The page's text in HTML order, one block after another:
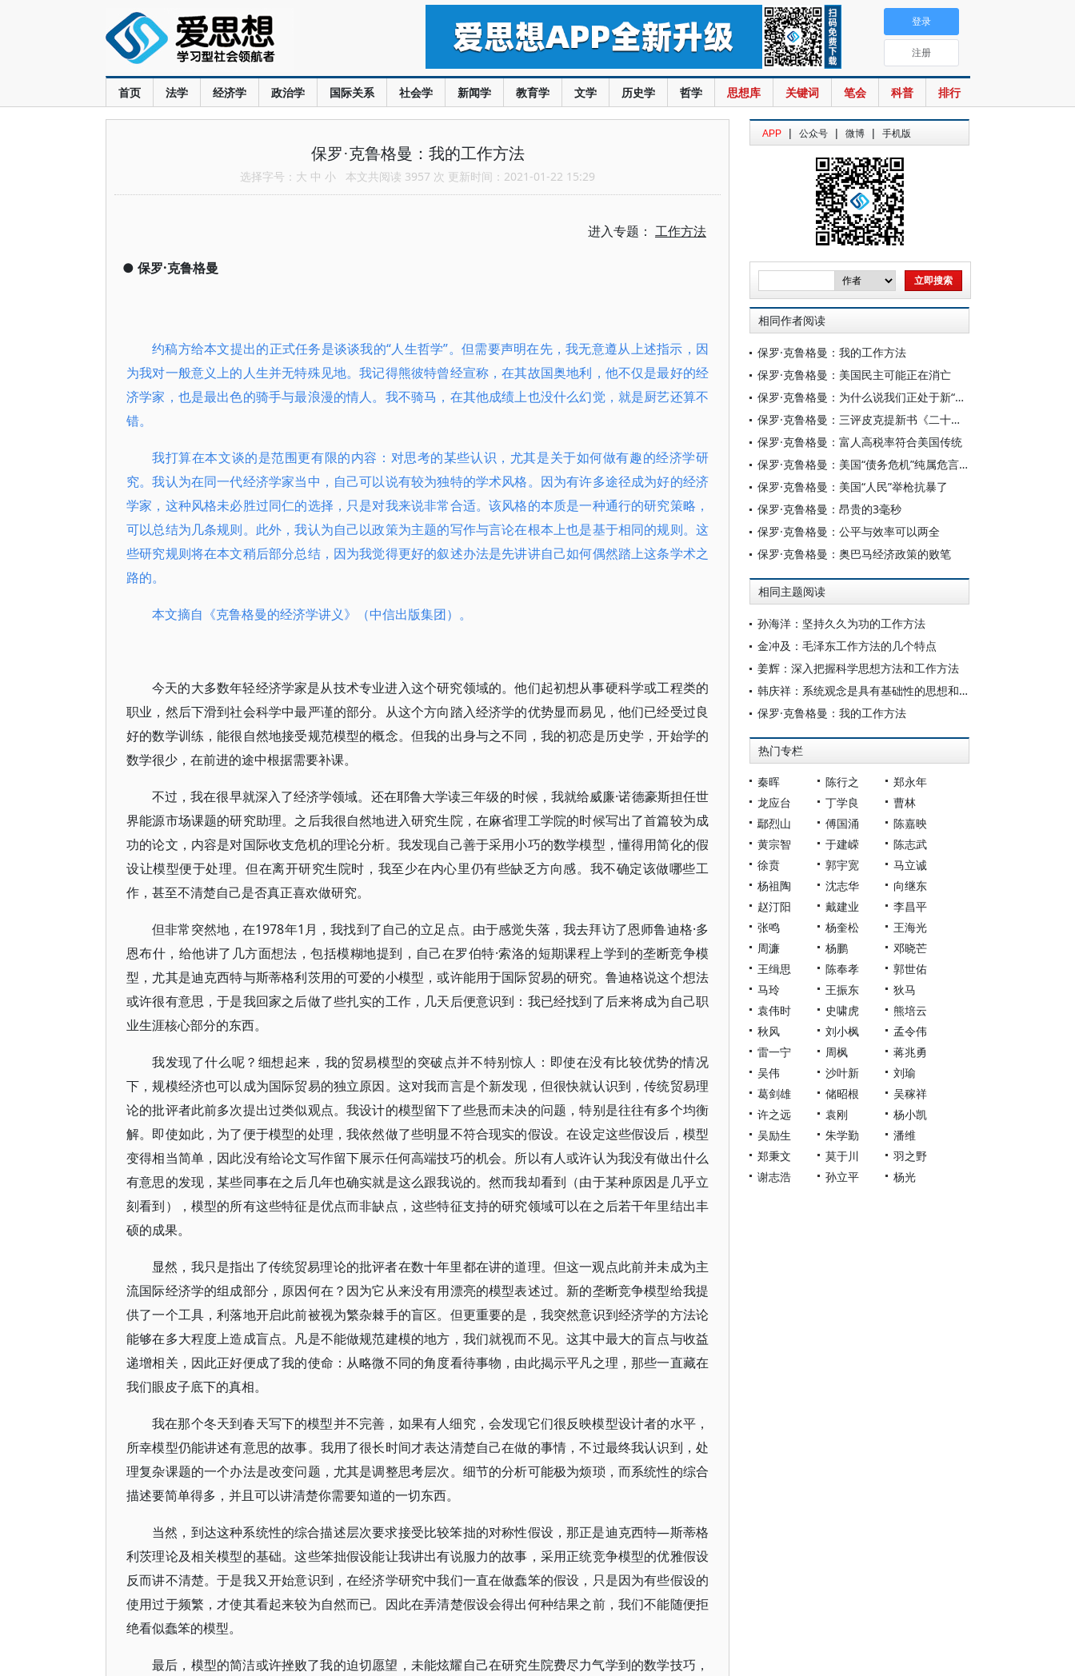
首页 法学 经济学 政治学 国际关系 社会学 新闻学 教育学 文学 历史学 哲学 思想库 关键词 笔会 科普 排行
登录
注册
保罗·克鲁格曼：我的工作方法
选择字号： 大 中 小 本文共阅读 3957 次 更新时间：2021-01-22 15:29
进入专题： 工作方法
● 保罗·克鲁格曼
约稿方给本文提出的正式任务是谈谈我的“人生哲学”。但需要声明在先，我无意遵从上述指示，因
为我对一般意义上的人生并无特殊见地。我记得熊彼特曾经宣称，在其故国奥地利，他不仅是最好的经
济学家，也是最出色的骑手与最浪漫的情人。我不骑马，在其他成绩上也没什么幻觉，就是厨艺还算不
错。
我打算在本文谈的是范围更有限的内容：对思考的某些认识，尤其是关于如何做有趣的经济学研
究。我认为在同一代经济学家当中，自己可以说有较为独特的学术风格。因为有许多途径成为好的经济
学家，这种风格未必胜过同仁的选择，只是对我来说非常合适。该风格的本质是一种通行的研究策略，
可以总结为几条规则。此外，我认为自己以政策为主题的写作与言论在根本上也是基于相同的规则。这
些研究规则将在本文稍后部分总结，因为我觉得更好的叙述办法是先讲讲自己如何偶然踏上这条学术之
路的。
本文摘自《克鲁格曼的经济学讲义》（中信出版集团）。
今天的大多数年轻经济学家是从技术专业进入这个研究领域的。他们起初想从事硬科学或工程类的
职业，然后下滑到社会科学中最严谨的部分。从这个方向踏入经济学的优势显而易见，他们已经受过良
好的数学训练，能很自然地接受规范模型的概念。但我的出身与之不同，我的初恋是历史学，开始学的
数学很少，在前进的途中根据需要补课。
不过，我在很早就深入了经济学领域。还在耶鲁大学读三年级的时候，我就给威廉·诺德豪斯担任世
界能源市场课题的研究助理。之后我很自然地进入研究生院，在麻省理工学院的时候写出了首篇较为成
功的论文，内容是对国际收支危机的理论分析。我发现自己善于采用小巧的数学模型，懂得用简化的假
设让模型便于处理。但在离开研究生院时，我至少在内心里仍有些缺乏方向感。我不确定该做哪些工
作，甚至不清楚自己是否真正喜欢做研究。
但非常突然地，在1978年1月，我找到了自己的立足点。由于感觉失落，我去拜访了恩师鲁迪格·多
恩布什，给他讲了几方面想法，包括模糊地提到，自己在罗伯特·索洛的短期课程上学到的垄断竞争模
型，尤其是迪克西特与斯蒂格利茨用的可爱的小模型，或许能用于国际贸易的研究。鲁迪格说这个想法
或许很有意思，于是我回家之后做了些扎实的工作，几天后便意识到：我已经找到了后来将成为自己职
业生涯核心部分的东西。
我发现了什么呢？细想起来，我的贸易模型的突破点并不特别惊人：即使在没有比较优势的情况
下，规模经济也可以成为国际贸易的独立原因。这对我而言是个新发现，但很快就认识到，传统贸易理
论的批评者此前多次提出过类似观点。我设计的模型留下了些悬而未决的问题，特别是往往有多个均衡
解。即使如此，为了便于模型的处理，我依然做了些明显不符合现实的假设。在设定这些假设后，模型
变得相当简单，因此没有给论文写作留下展示任何高端技巧的机会。所以有人或许认为我没有做出什么
有意思的发现，某些同事在之后几年也确实就是这么跟我说的。然而我却看到（由于某种原因是几乎立
刻看到），模型的所有这些特征是优点而非缺点，这些特征支持的研究领域可以在之后若干年里结出丰
硕的成果。
显然，我只是指出了传统贸易理论的批评者在数十年里都在讲的道理。但这一观点此前并未成为主
流国际经济学的组成部分，原因何在？因为它从来没有用漂亮的模型表述过。新的垄断竞争模型给我提
供了一个工具，利落地开启此前被视为繁杂棘手的盲区。但更重要的是，我突然意识到经济学的方法论
能够在多大程度上造成盲点。凡是不能做规范建模的地方，我们就视而不见。这其中最大的盲点与收益
递增相关，因此正好便成了我的使命：从略微不同的角度看待事物，由此揭示平凡之理，那些一直藏在
我们眼皮子底下的真相。
我在那个冬天到春天写下的模型并不完善，如果有人细究，会发现它们很反映模型设计者的水平，
所幸模型仍能讲述有意思的故事。我用了很长时间才表达清楚自己在做的事情，不过最终我认识到，处
理复杂课题的一个办法是改变问题，尤其是调整思考层次。细节的分析可能极为烦琐，而系统性的综合
描述要简单得多，并且可以讲清楚你需要知道的一切东西。
当然，到达这种系统性的综合描述层次要求接受比较笨拙的对称性假设，那正是迪克西特—斯蒂格
利茨理论及相关模型的基础。这些笨拙假设能让我讲出有说服力的故事，采用正统竞争模型的优雅假设
反而讲不清楚。于是我又开始意识到，在经济学研究中我们一直在做蠢笨的假设，只是因为有些假设的
使用过于频繁，才使其看起来较为自然而已。因此在弄清楚假设会得出何种结果之前，我们不能随便拒
绝看似蠢笨的模型。
最后，模型的简洁或许挫败了我的迫切愿望，未能炫耀自己在研究生院费尽力气学到的数学技巧，
APP | 公众号 | 微博 | 手机版
相同作者阅读
保罗·克鲁格曼：我的工作方法
保罗·克鲁格曼：美国民主可能正在消亡
保罗·克鲁格曼：为什么说我们正处于新“镀金时代”
保罗·克鲁格曼：三评皮克提新书《二十一世纪资本论》
保罗·克鲁格曼：富人高税率符合美国传统
保罗·克鲁格曼：美国“债务危机”纯属危言耸听
保罗·克鲁格曼：美国“人民”举枪抗暴了
保罗·克鲁格曼：昂贵的3毫秒
保罗·克鲁格曼：公平与效率可以两全
保罗·克鲁格曼：奥巴马经济政策的败笔
相同主题阅读
孙海洋：坚持久久为功的工作方法
金冲及：毛泽东工作方法的几个特点
姜辉：深入把握科学思想方法和工作方法
韩庆祥：系统观念是具有基础性的思想和工作方法
保罗·克鲁格曼：我的工作方法
热门专栏
秦晖 陈行之
郑永年
龙应台
丁学良
曹林
鄢烈山
傅国涌
陈嘉映
黄宗智
于建嵘
陈志武
徐贲
郭宇宽
马立诚
杨祖陶
沈志华
向继东
赵汀阳
戴建业
李昌平
张鸣
杨奎松
王海光
周濂
杨鹏
邓晓芒
王缉思
陈奉孝
郭世佑
马玲
王振东
狄马
袁伟时
史啸虎
熊培云
秋风
刘小枫
孟令伟
雷一宁
周枫
蒋兆勇
吴伟
沙叶新
刘瑜
葛剑雄
储昭根
吴稼祥
许之远
袁刚
杨小凯
吴励生
朱学勤
潘维
郑秉文
莫于川
羽之野
谢志浩
孙立平 杨光